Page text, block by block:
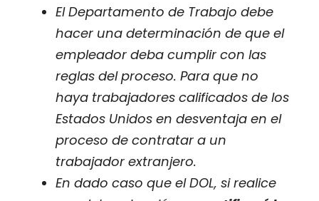
El Departamento de Trabajo debe
hacer una determinación de que el
empleador deba cumplir con las
reglas del proceso. Para que no
haya trabajadores calificados de los
Estados Unidos en desventaja en el
proceso de contratar a un
trabajador extranjero.
En dado caso que el DOL, si realice